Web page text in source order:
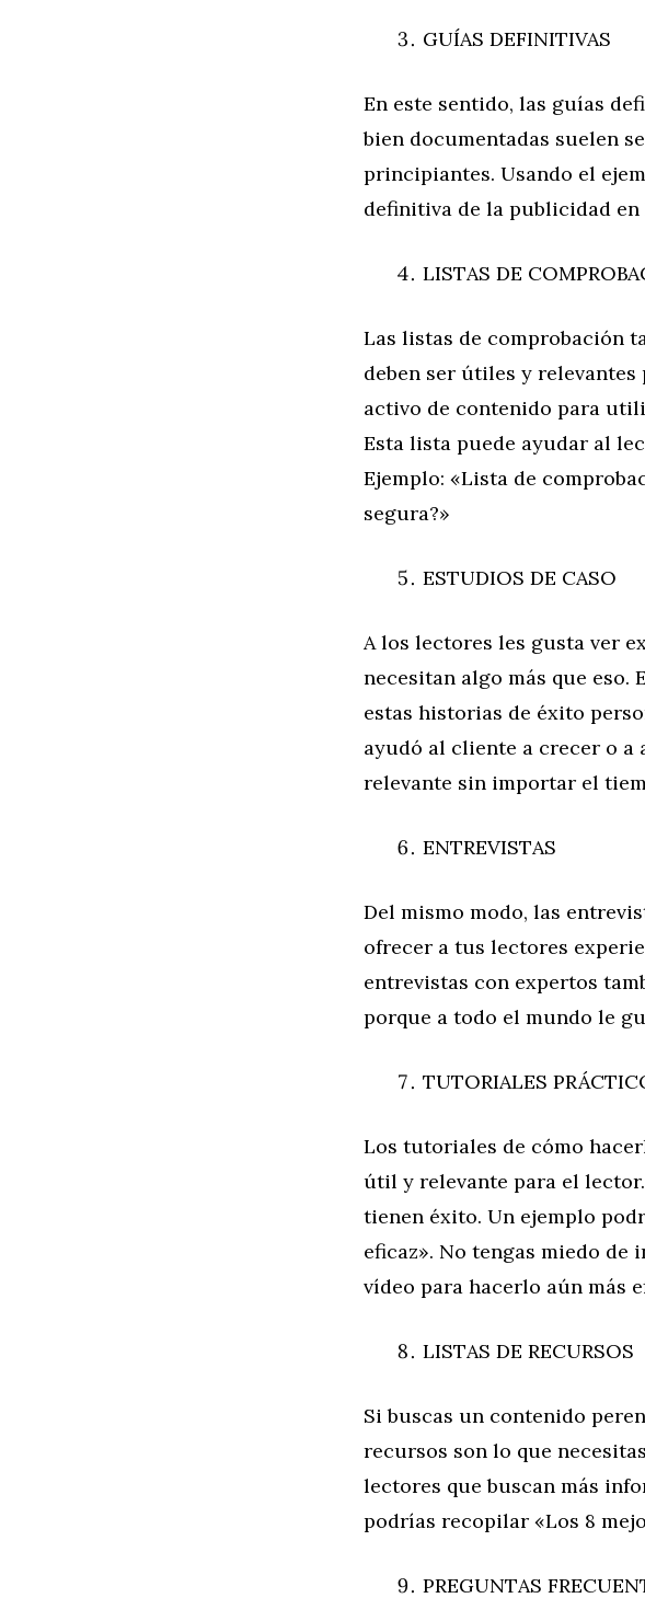
GUÍAS DEFINITIVAS
En este sentido, las guías
bien documentadas suelen
principiantes. Usando el
definitiva de la publicidad en
LISTAS DE
Las listas de comprobación
deben ser útiles y
activo de contenido para
Esta lista puede ayudar al
Ejemplo: «Lista de
segura?»
ESTUDIOS DE CASO
A los lectores les gusta ver
necesitan algo más que
estas historias de éxito
ayudó al cliente a crecer o a
relevante sin importar el
ENTREVISTAS
Del mismo modo, las
ofrecer a tus lectores
entrevistas con expertos
porque a todo el mundo le
TUTORIALES
Los tutoriales de cómo
útil y relevante para el
tienen éxito. Un ejemplo
eficaz». No tengas miedo
vídeo para hacerlo aún más
LISTAS DE RECURSOS
Si buscas un contenido
recursos son lo que
lectores que buscan más
podrías recopilar «Los 8
PREGUNTAS